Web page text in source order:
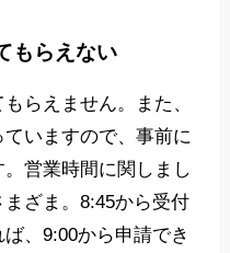
もらえない
らえません。また、
いますので、事前に
営業時間に関しまし
ざま。8:45から受付
、9:00から申請でき